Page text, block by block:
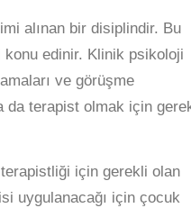
alınan bir disiplindir. Bu
edinir. Klinik psikoloji
ve görüşme
da terapist olmak için
için gerekli olan
uygulanacağı için çocuk